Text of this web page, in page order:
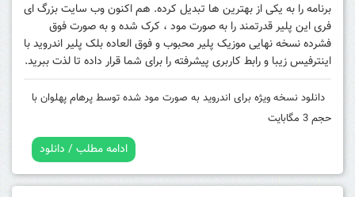
برنامه را به یکی از بهترین ها تبدیل کرده. هم اکنون وب سایت بزرگ ای
فری این پلیر قدرتمند را به صورت مود ، کرک شده و به صورت فوق
فشرده نسخه نهایی موزیک پلیر محبوب و فوق العاده بلک پلیر اندروید با
اینترفیس زیبا و رابط کاربری پیشرفته را برای شما قرار داده تا لذت ببرید.
دانلود نسخه ویژه برای اندروید به صورت مود شده توسط پرهام پهلوان با
حجم 3 مگابایت
ادامه مطلب / دانلود